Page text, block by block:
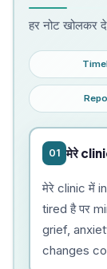
हर नोट खोलकर
01 मेरे
मेरे clinic में
tired है पर
grief,
changes